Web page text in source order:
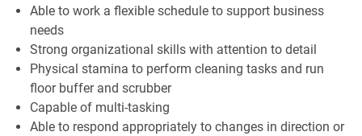
Able to work a flexible schedule to support business
needs
Strong organizational skills with attention to detail
Physical stamina to perform cleaning tasks and run
floor buffer and scrubber
Capable of multi-tasking
Able to respond appropriately to changes in direction or